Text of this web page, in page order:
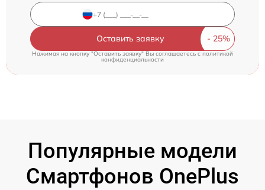
Оставить заявку
Нажимая на кнопку "Оставить заявку" Вы соглашаетесь c политикой
конфиденциальности
Популярные модели
Смартфонов OnePlus